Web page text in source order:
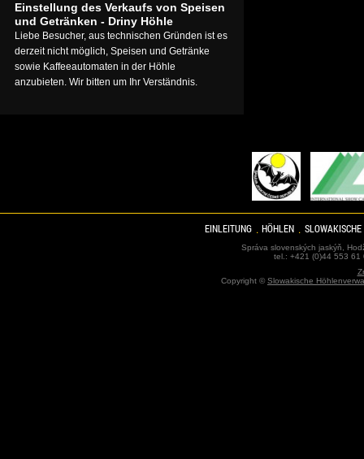
Einstellung des Verkaufs von Speisen
und Getränken - Driny Höhle
Liebe Besucher, aus technischen Gründen ist es
derzeit nicht möglich, Speisen und Getränke
sowie Kaffeeautomaten in der Höhle
anzubieten. Wir bitten um Ihr Verständnis.
EINLEITUNG HÖHLEN
Správa slovenských jaskýň,
tel.: +421 (0)44 553
Copyright ©Slowakische